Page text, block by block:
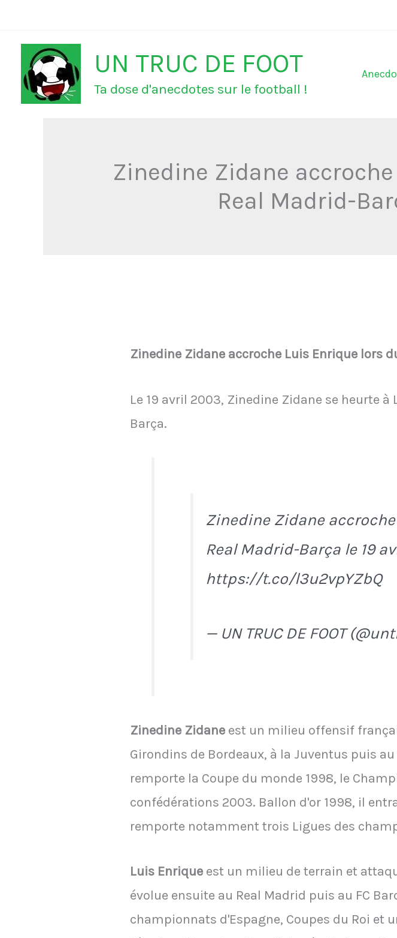
contenu
UN TRUC DE FOOT
Ta dose d'anecdotes sur le football !
Zinedine Zidane
Real Madrid-
Zinedine Zidane accroche Luis Enrique lors
Le 19 avril 2003, Zinedine Zidane se heurte
Barça.
Zinedine Zidane
Real Madrid-Barça le 19
https://t.co/l3u2vpYZbQ
— UN TRUC DE FOOT
Zinedine Zidane est un milieu offensif
Girondins de Bordeaux, à la Juventus puis
remporte la Coupe du monde 1998, le
confédérations 2003. Ballon d'or 1998, il
remporte notamment trois Ligues des
Luis Enrique est un milieu de terrain et
évolue ensuite au Real Madrid puis au FC
championnats d'Espagne, Coupes du Roi et